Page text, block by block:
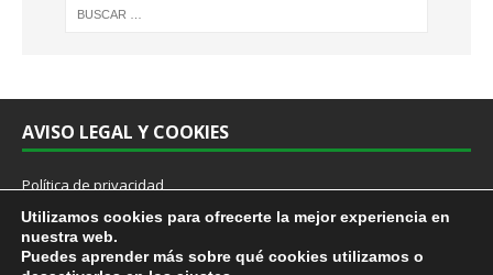
AVISO LEGAL Y COOKIES
Política de privacidad
Cookies
Aviso Legal
Protocolo prevención acoso sexual y por razón de sexo en el trabajo
Utilizamos cookies para ofrecerte la mejor experiencia en
nuestra web.
Puedes aprender más sobre qué cookies utilizamos o